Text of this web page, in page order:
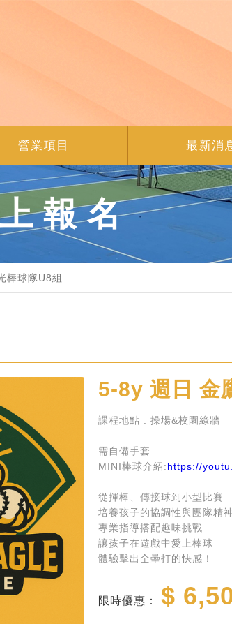
營業項目 最新消
報名
棒球隊U8組
5-8y 週日 金
課程地點 : 操場&校園綠牆
需自備手套
MINI棒球介紹:https://
從揮棒、傳接球到小型比賽
培養孩子的協調性與團隊精神
專業指導搭配趣味挑戰
讓孩子在遊戲中愛上棒球
體驗擊出全壘打的快感！
限時優惠：$